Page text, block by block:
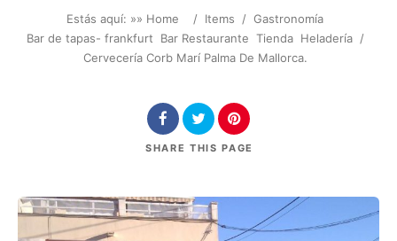
Estás aquí: »» Home / Items / Gastronomía
Bar de tapas- frankfurt
Bar Restaurante Tienda Heladería /
Cervecería Corb Marí Palma De Mallorca.
SHARE THIS PAGE